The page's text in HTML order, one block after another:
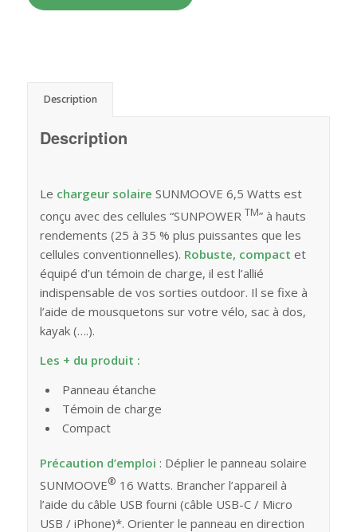
Description
Description
Le chargeur solaire SUNMOOVE 6,5 Watts est
conçu avec des cellules “SUNPOWER TM” à hauts
rendements (25 à 35 % plus puissantes que les
cellules conventionnelles). Robuste, compact et
équipé d’un témoin de charge, il est l’allié
indispensable de vos sorties outdoor. Il se fixe à
l’aide de mousquetons sur votre vélo, sac à dos,
kayak (….).
Les + du produit :
Panneau étanche
Témoin de charge
Compact
Précaution d’emploi : Déplier le panneau solaire
SUNMOOVE® 16 Watts. Brancher l’appareil à
l’aide du câble USB fourni (câble USB-C / Micro
USB / iPhone)*. Orienter le panneau en direction